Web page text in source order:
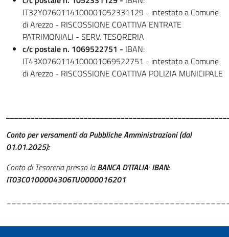
IT32Y0760114100001052331129 - intestato a Comune
di Arezzo - RISCOSSIONE COATTIVA ENTRATE
PATRIMONIALI - SERV. TESORERIA
c/c postale n. 1069522751 - IBAN:
IT43X0760114100001069522751 - intestato a Comune
di Arezzo - RISCOSSIONE COATTIVA POLIZIA MUNICIPALE
Conto per versamenti da Pubbliche Amministrazioni (dal
01.01.2025):
Conto di Tesoreria presso laBANCA D'ITALIA:IBAN:
IT03C0100004306TU0000016201